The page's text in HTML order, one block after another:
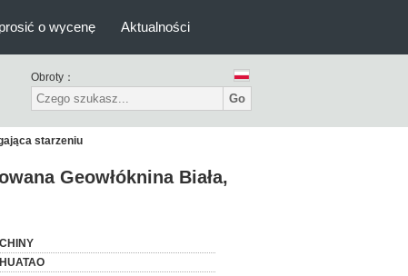
o wycenę Aktualności
Obroty：
Go
starzeniu
Geowłóknina Biała,
CHINY
HUATAO